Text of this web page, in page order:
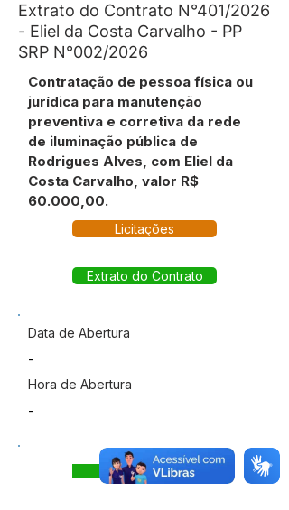
Extrato do Contrato N°401/2026
- Eliel da Costa Carvalho - PP
SRP N°002/2026
Contratação de pessoa física ou
jurídica para manutenção
preventiva e corretiva da rede
de iluminação pública de
Rodrigues Alves, com Eliel da
Costa Carvalho, valor R$
60.000,00.
Licitações
Extrato do Contrato
Data de Abertura
-
Hora de Abertura
-
Visualizar